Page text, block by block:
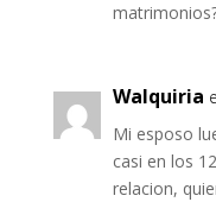
Walquiria
Mi esposo
casi en los
relacion,